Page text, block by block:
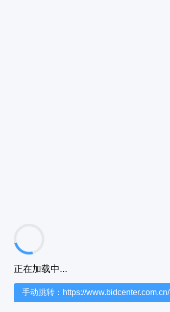
正在加载中...
手动跳转：https://www.bidcenter.com.cn/